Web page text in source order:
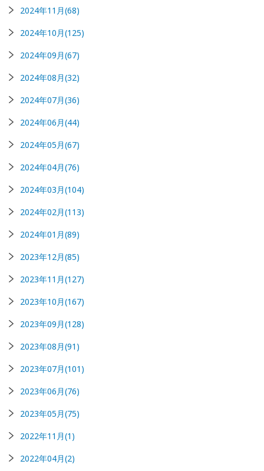
2024年11月(68)
2024年10月(125)
2024年09月(67)
2024年08月(32)
2024年07月(36)
2024年06月(44)
2024年05月(67)
2024年04月(76)
2024年03月(104)
2024年02月(113)
2024年01月(89)
2023年12月(85)
2023年11月(127)
2023年10月(167)
2023年09月(128)
2023年08月(91)
2023年07月(101)
2023年06月(76)
2023年05月(75)
2022年11月(1)
2022年04月(2)